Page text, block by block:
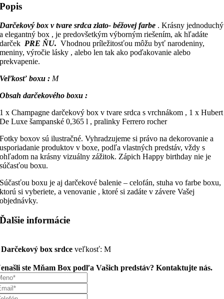
Popis
Darčekový box v tvare srdca zlato- béžovej farbe . Krásny jednoduchý
a elegantný box , je predovšetkým výborným riešením, ak hľadáte
darček PRE ŇU. Vhodnou príležitosťou môžu byť narodeniny,
meniny, výročie lásky , alebo len tak ako poďakovanie alebo
prekvapenie.
Veľkosť boxu : M
Obsah darčekového boxu :
1 x Champagne darčekový box v tvare srdca s vrchnákom , 1 x Hubert
De Luxe šampanské 0,365 l , pralinky Ferrero rocher
Fotky boxov sú ilustračné. Vyhradzujeme si právo na dekorovanie a
usporiadanie produktov v boxe, podľa vlastných predstáv, vždy s
ohľadom na krásny vizuálny zážitok. Zápich Happy birthday nie je
súčasťou boxu.
Súčasťou boxu je aj darčekové balenie – celofán, stuha vo farbe boxu,
ktorú si vyberiete, a venovanie , ktoré si zadáte v závere Vašej
objednávky.
Ďalšie informácie
Darčekový box srdce veľkosť: M
ste Mňam Box podľa Vašich predstáv? Kontaktujte nás.